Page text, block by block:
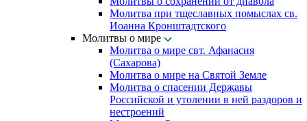
Молитва при тщеславных помыслах св.
Иоанна Кронштадтского
Молитвы о мире
Молитва о мире свт. Афанасия
(Сахарова)
Молитва о мире на Святой Земле
Молитва о спасении Державы
Российской и утолении в ней раздоров и
нестроений